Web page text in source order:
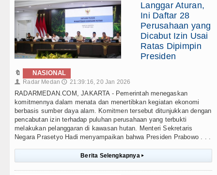
Langgar Aturan,
Ini Daftar 28
Perusahaan yang
Dicabut Izin Usai
Ratas Dipimpin
Presiden
🔖 NASIONAL
👤 Radar Medan 🕔 21:39:16, 20 Jan 2026
RADARMEDAN.COM, JAKARTA - Pemerintah menegaskan
komitmennya dalam menata dan menertibkan kegiatan ekonomi
berbasis sumber daya alam. Komitmen tersebut ditunjukkan dengan
pencabutan izin terhadap puluhan perusahaan yang terbukti
melakukan pelanggaran di kawasan hutan. Menteri Sekretaris
Negara Prasetyo Hadi menyampaikan bahwa Presiden Prabowo . . .
Berita Selengkapnya ▸